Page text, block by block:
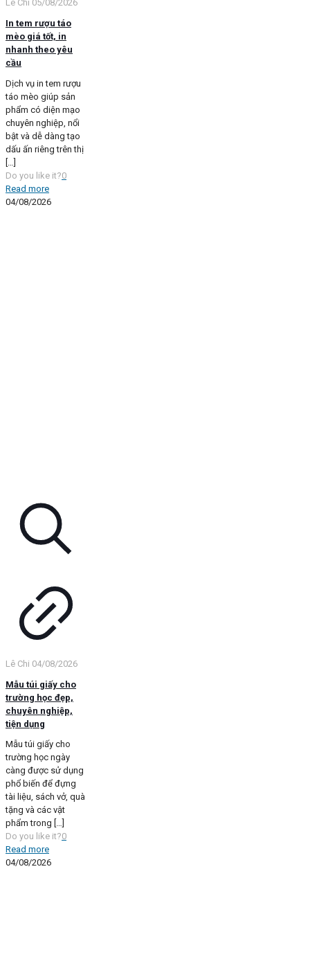
Lê Chi 05/08/2026
In tem rượu táo
mèo giá tốt, in
nhanh theo yêu
cầu
Dịch vụ in tem rượu
táo mèo giúp sản
phẩm có diện mạo
chuyên nghiệp, nổi
bật và dễ dàng tạo
dấu ấn riêng trên thị
[…]
Do you like it?0
Read more
04/08/2026
Lê Chi 04/08/2026
Mẫu túi giấy cho
trường học đẹp,
chuyên nghiệp,
tiện dụng
Mẫu túi giấy cho
trường học ngày
càng được sử dụng
phổ biến để đựng
tài liệu, sách vở, quà
tặng và các vật
phẩm trong […]
Do you like it?0
Read more
04/08/2026